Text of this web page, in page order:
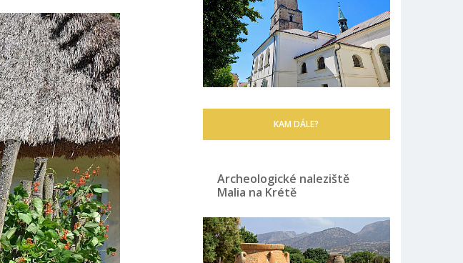
KAM DÁLE?
Archeologické naleziště
Malia na Krétě